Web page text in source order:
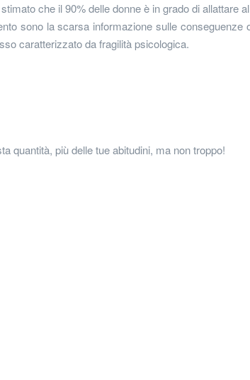
che il 90% delle donne è in grado di allattare
sono la scarsa informazione sulle conseguenze
caratterizzato da fragilità psicologica.
quantità, più delle tue abitudini, ma non troppo!